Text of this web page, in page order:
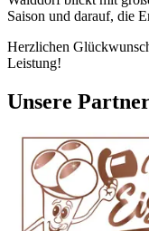
Saison und darauf, die
Herzlichen
Leistung!
Unsere